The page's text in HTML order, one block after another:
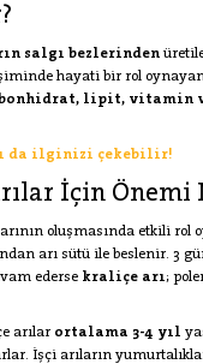
salgı bezlerinden
hayati bir rol
lipit, vitamin
da ilginizi çekebilir!
İçin Önemi
oluşmasında etkili rol
arı sütü ile beslenir. 3
ederse kraliçe arı;
arılar ortalama 3-4 yıl
İşçi arıların